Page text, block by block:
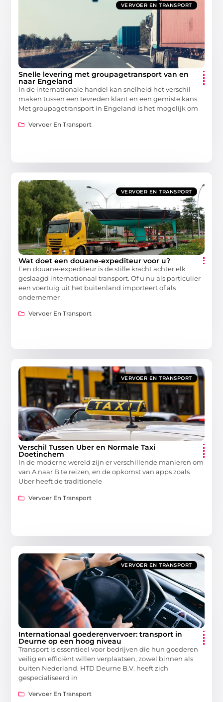
VERVOER EN TRANSPORT
Snelle levering met groupagetransport van en
naar Engeland
In de internationale handel kan snelheid het verschil
maken tussen een tevreden klant en een gemiste kans.
Met groupagetransport in Engeland is het mogelijk om
Vervoer En Transport
VERVOER EN TRANSPORT
Wat doet een douane-expediteur voor u?
Een douane-expediteur is de stille kracht achter elk
geslaagd internationaal transport. Of u nu als particulier
een voertuig uit het buitenland importeert of als
ondernemer
Vervoer En Transport
VERVOER EN TRANSPORT
Verschil Tussen Uber en Normale Taxi
Doetinchem
In de moderne wereld zijn er verschillende manieren om
van A naar B te reizen, en de opkomst van apps zoals
Uber heeft de traditionele
Vervoer En Transport
VERVOER EN TRANSPORT
Internationaal goederenvervoer: transport in
Deurne op een hoog niveau
Transport is essentieel voor bedrijven die hun goederen
veilig en efficiënt willen verplaatsen, zowel binnen als
buiten Nederland. HTD Deurne B.V. heeft zich
gespecialiseerd in
Vervoer En Transport